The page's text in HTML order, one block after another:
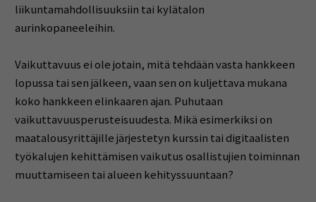
liikuntamahdollisuuksiin tai kylätalon
aurinkopaneeleihin.
Vaikuttavuus ei ole jotain, mitä tehdään vasta hankkeen
lopussa tai sen jälkeen, vaan sen on kuljettava mukana
koko hankkeen elinkaaren ajan. Puhutaan
vaikuttavuusperusteisuudesta. Mikä esimerkiksi on
maatalousyrittäjille järjestetyn kurssin tai digitaalisten
työkalujen kehittämisen vaikutus osallistujien toiminnan
muuttamiseen tai alueen kehityssuuntaan?